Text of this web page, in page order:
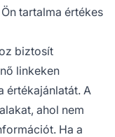
tartalma értékes
biztosít
linkeken
értékajánlatát. A
ahol nem
Ha a